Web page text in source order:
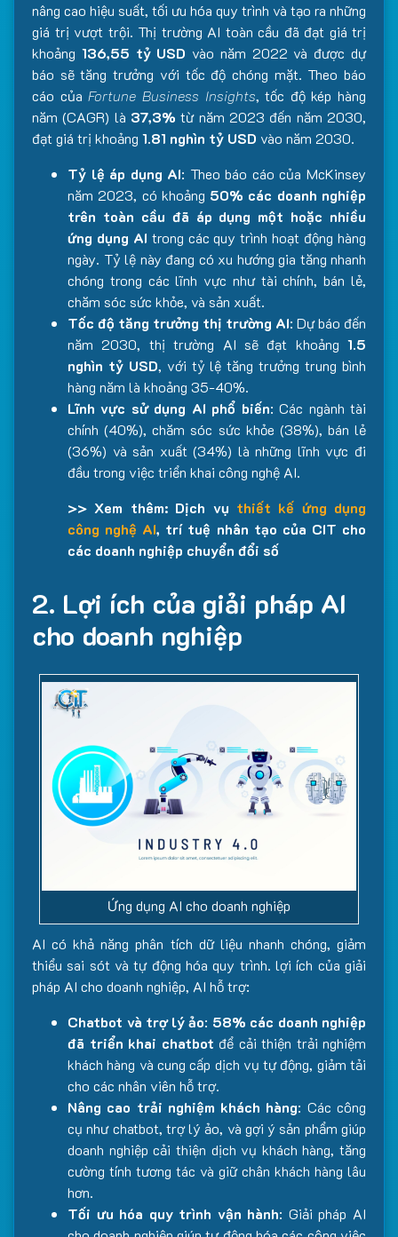
nâng cao hiệu suất, tối ưu hóa quy trình và tạo ra những
giá trị vượt trội. Thị trường AI toàn cầu đã đạt giá trị
khoảng 136,55 tỷ USD vào năm 2022 và được dự
báo sẽ tăng trưởng với tốc độ chóng mặt. Theo báo
cáo củaFortune Business Insights, tốc độ kép hàng
năm (CAGR) là 37,3% từ năm 2023 đến năm 2030,
đạt giá trị khoảng 1.81 nghìn tỷ USD vào năm 2030.
Tỷ lệ áp dụng AI: Theo báo cáo của McKinsey
năm 2023, có khoảng 50% các doanh nghiệp
trên toàn cầu đã áp dụng một hoặc nhiều
ứng dụng AI trong các quy trình hoạt động hàng
ngày. Tỷ lệ này đang có xu hướng gia tăng nhanh
chóng trong các lĩnh vực như tài chính, bán lẻ,
chăm sóc sức khỏe, và sản xuất.
Tốc độ tăng trưởng thị trường AI: Dự báo đến
năm 2030, thị trường AI sẽ đạt khoảng 1.5
nghìn tỷ USD, với tỷ lệ tăng trưởng trung bình
hàng năm là khoảng 35-40%.
Lĩnh vực sử dụng AI phổ biến: Các ngành tài
chính (40%), chăm sóc sức khỏe (38%), bán lẻ
(36%) và sản xuất (34%) là những lĩnh vực đi
đầu trong việc triển khai công nghệ AI.
>> Xem thêm: Dịch vụ thiết kế ứng dụng
công nghệ AI, trí tuệ nhân tạo của CIT cho
các doanh nghiệp chuyển đổi số
2. Lợi ích của giải pháp AI
cho doanh nghiệp
Ứng dụng AI cho doanh nghiệp
AI có khả năng phân tích dữ liệu nhanh chóng, giảm
thiểu sai sót và tự động hóa quy trình. lợi ích của giải
pháp AI cho doanh nghiệp, AI hỗ trợ:
Chatbot và trợ lý ảo: 58% các doanh nghiệp
đã triển khai chatbot để cải thiện trải nghiệm
khách hàng và cung cấp dịch vụ tự động, giảm tải
cho các nhân viên hỗ trợ.
Nâng cao trải nghiệm khách hàng: Các công
cụ như chatbot, trợ lý ảo, và gợi ý sản phẩm giúp
doanh nghiệp cải thiện dịch vụ khách hàng, tăng
cường tính tương tác và giữ chân khách hàng lâu
hơn.
Tối ưu hóa quy trình vận hành: Giải pháp AI